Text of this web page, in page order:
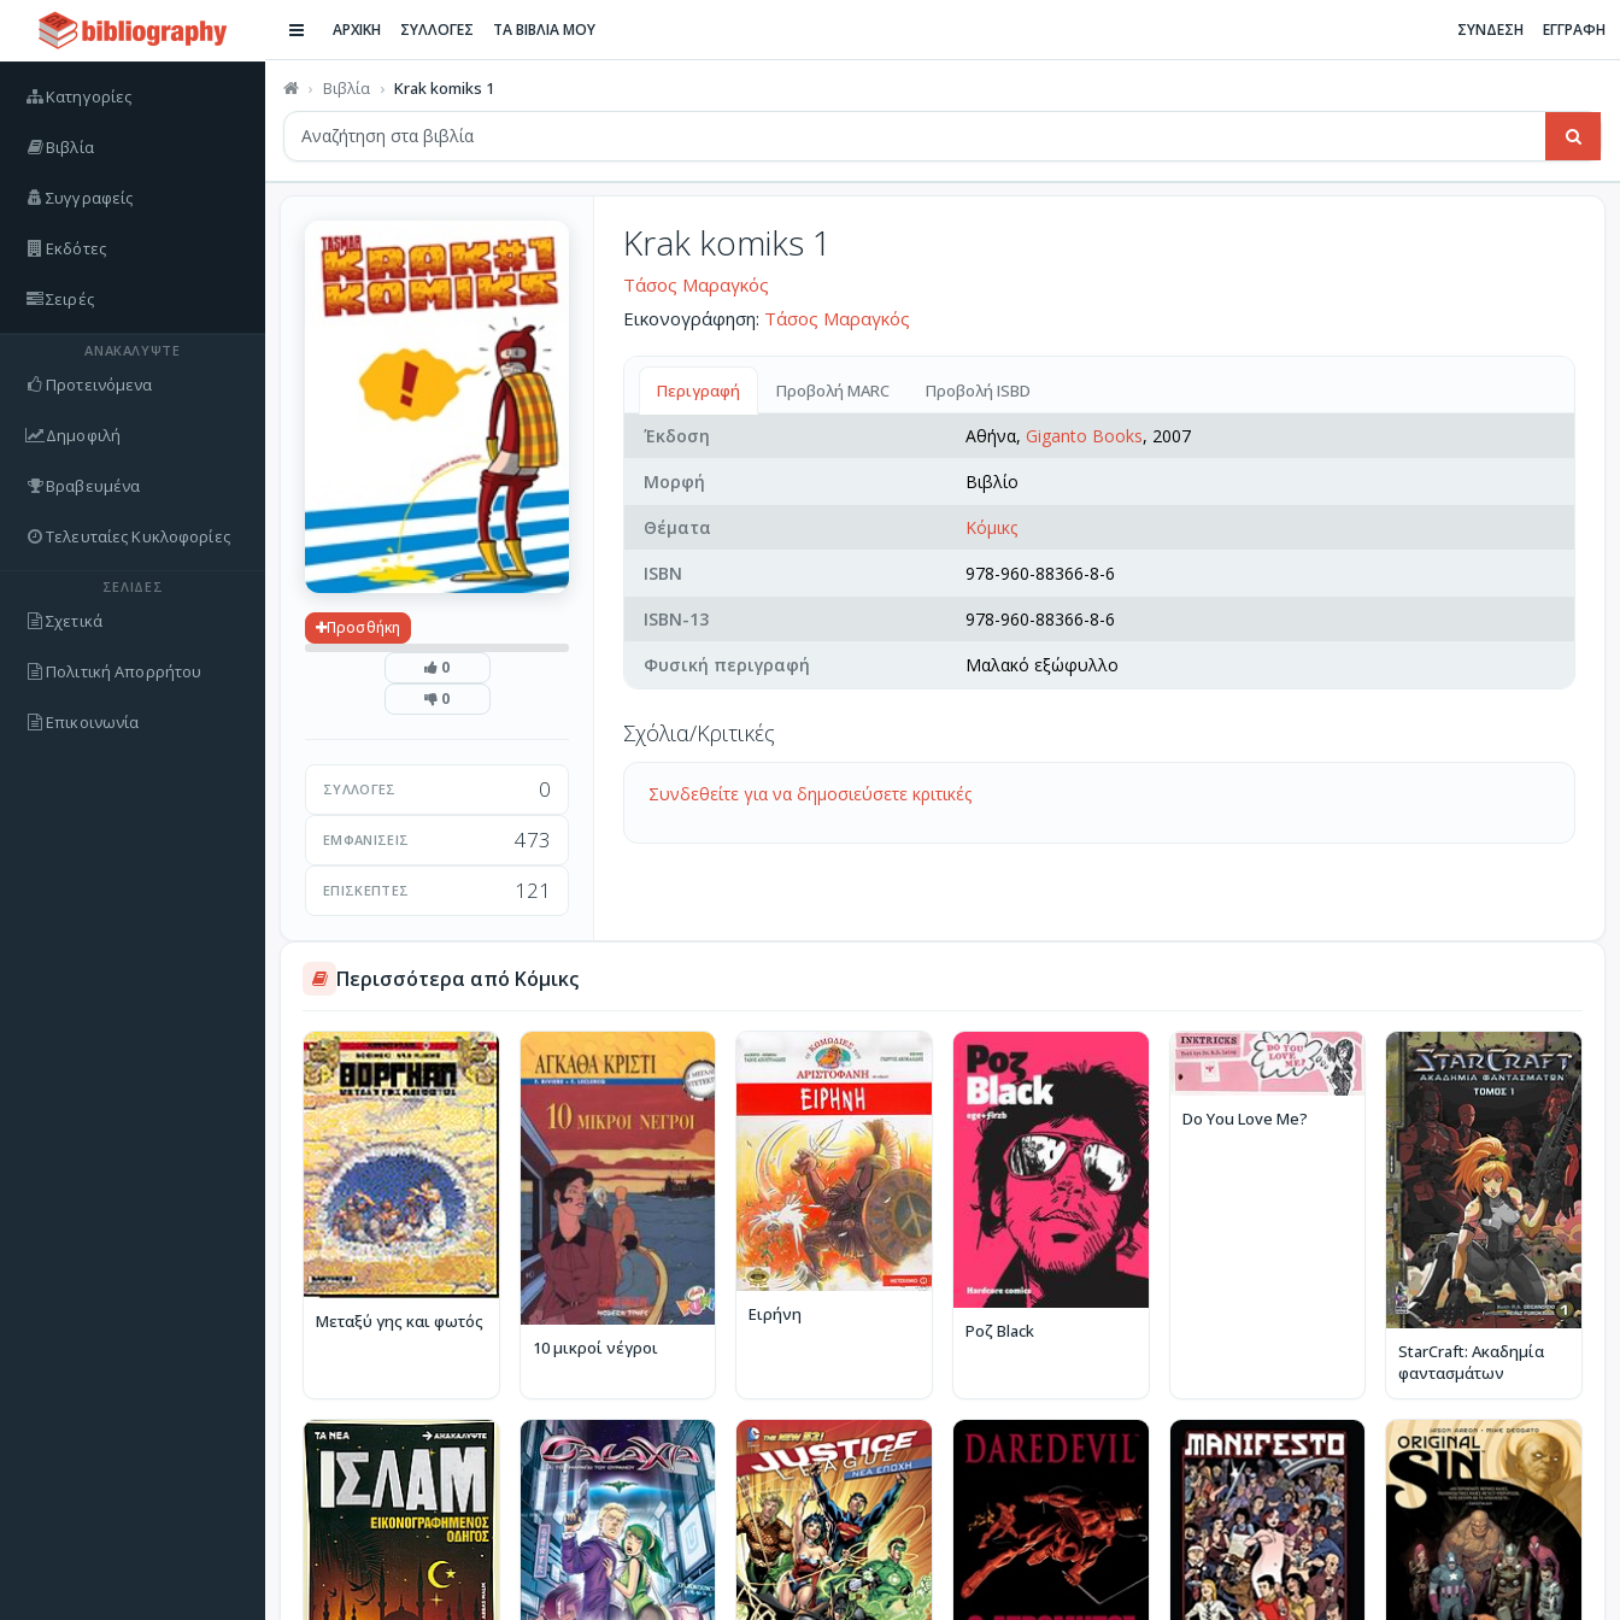
Κατηγορίες
Βιβλία
Συγγραφείς
Εκδότες
Σειρές
ΑΝΑΚΑΛΎΨΤΕ
Προτεινόμενα
Δημοφιλή
Βραβευμένα
Τελευταίες Κυκλοφορίες
ΣΕΛΊΔΕΣ
Σχετικά
Πολιτική Απορρήτου
Επικοινωνία
ΑΡΧΙΚΗ ΣΥΛΛΟΓΕΣ ΤΑ ΒΙΒΛΙΑ ΜΟΥ ΣΥΝΔΕΣΗ ΕΓΓΡΑΦΗ
Βιβλία Krak komiks 1
Προσθήκη
0
0
ΣΥΛΛΟΓΈΣ 0
ΕΜΦΑΝΊΣΕΙΣ 473
ΕΠΙΣΚΈΠΤΕΣ 121
Krak komiks 1
Τάσος Μαραγκός
Εικονογράφηση: Τάσος Μαραγκός
Περιγραφή Προβολή MARC Προβολή ISBD
Έκδοση Αθήνα, Giganto Books, 2007
Μορφή
Βιβλίο
Θέματα
Κόμικς
ISBN
978-960-88366-8-6
ISBN-13
978-960-88366-8-6
Φυσική περιγραφή
Μαλακό εξώφυλλο
Σχόλια/Κριτικές
Συνδεθείτε για να δημοσιεύσετε κριτικές
Περισσότερα από Κόμικς
Μεταξύ γης και φωτός
10 μικροί νέγροι
Ειρήνη
Ροζ Black
Do You Love Me?
StarCraft: Ακαδημία
φαντασμάτων